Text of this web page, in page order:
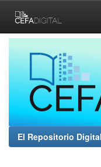
navigation
El Repositorio